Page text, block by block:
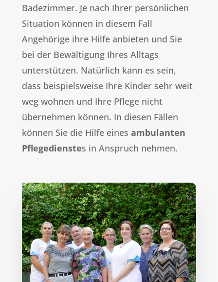
Badezimmer. Je nach Ihrer persönlichen
Situation können in diesem Fall
Angehörige ihre Hilfe anbieten und Sie
bei der Bewältigung Ihres Alltags
unterstützen. Natürlich kann es sein,
dass beispielsweise Ihre Kinder sehr weit
weg wohnen und Ihre Pflege nicht
übernehmen können. In diesen Fällen
können Sie die Hilfe eines ambulanten
Pflegedienstes in Anspruch nehmen.